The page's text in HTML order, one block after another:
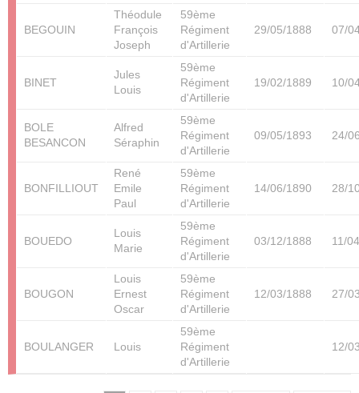
BEGOUIN
Théodule
François
Joseph
59ème
Régiment
d'Artillerie
29/05/1888 07/
BINET
Jules
Louis
59ème
Régiment
d'Artillerie
19/02/1889 10/
BOLE
BESANCON
Alfred
Séraphin
59ème
Régiment
d'Artillerie
09/05/1893 24/
BONFILLIOUT
René
Emile
Paul
59ème
Régiment
d'Artillerie
14/06/1890 28/
BOUEDO
Louis
Marie
59ème
Régiment
d'Artillerie
03/12/1888 11/
BOUGON
Louis
Ernest
Oscar
59ème
Régiment
d'Artillerie
12/03/1888 27/
BOULANGER Louis
59ème
Régiment
d'Artillerie
12/